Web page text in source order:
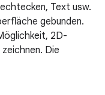
Text usw.
gebunden.
2D-
Die